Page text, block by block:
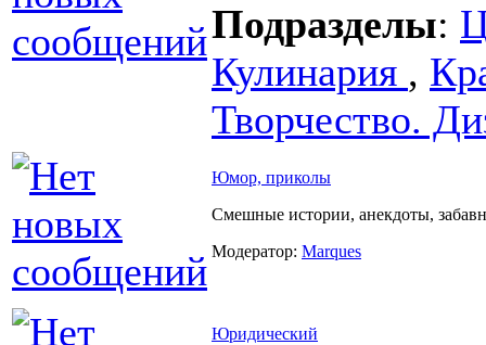
Подразделы:
Кулинария ,
Творчество.
Юмор, приколы
Смешные истории, анекдоты,
Модератор: Marques
Юридический